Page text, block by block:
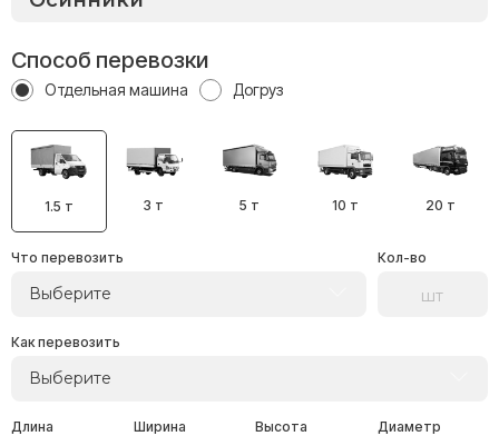
Способ перевозки
Отдельная машина Догруз
1.5 т 3 т 5 т 10 т 20 т
Что перевозить
Выберите
Кол-во
Как перевозить
Выберите
Длина Ширина Высота Диаметр